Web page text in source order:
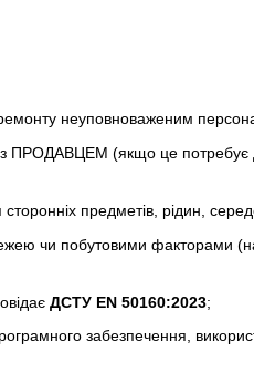
неуповноваженим
з ПРОДАВЦЕМ (якщо це
предметів, рідин,
чи побутовими факторами
ДСТУ EN 50160:2023;
забезпечення,